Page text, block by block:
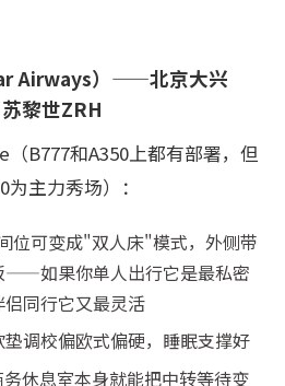
Airways）——北京大兴
黎世ZRH
B777和A350上都有部署，但
主力秀场）：
位可变成"双人床"模式，外侧带
——如果你单人出行它是最私密
同行它又最灵活
调校偏欧式偏硬，睡眠支撑好
休息室本身就能把中转等待变